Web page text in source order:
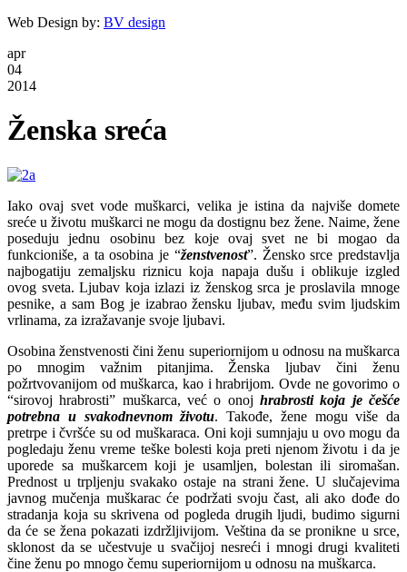
Web Design by: BV design
apr
04
2014
Ženska sreća
Iako ovaj svet vode muškarci, velika je istina da najviše domete
sreće u životu muškarci ne mogu da dostignu bez žene. Naime, žene
poseduju jednu osobinu bez koje ovaj svet ne bi mogao da
funkcioniše, a ta osobina je “ženstvenost”. Žensko srce predstavlja
najbogatiju zemaljsku riznicu koja napaja dušu i oblikuje izgled
ovog sveta. Ljubav koja izlazi iz ženskog srca je proslavila mnoge
pesnike, a sam Bog je izabrao žensku ljubav, među svim ljudskim
vrlinama, za izražavanje svoje ljubavi.
Osobina ženstvenosti čini ženu superiornijom u odnosu na muškarca
po mnogim važnim pitanjima. Ženska ljubav čini ženu
požrtvovanijom od muškarca, kao i hrabrijom. Ovde ne govorimo o
“sirovoj hrabrosti” muškarca, već o onoj hrabrosti koja je češće
potrebna u svakodnevnom životu. Takođe, žene mogu više da
pretrpe i čvršće su od muškaraca. Oni koji sumnjaju u ovo mogu da
pogledaju ženu vreme teške bolesti koja preti njenom životu i da je
uporede sa muškarcem koji je usamljen, bolestan ili siromašan.
Prednost u trpljenju svakako ostaje na strani žene. U slučajevima
javnog mučenja muškarac će podržati svoju čast, ali ako dođe do
stradanja koja su skrivena od pogleda drugih ljudi, budimo sigurni
da će se žena pokazati izdržljivijom. Veština da se pronikne u srce,
sklonost da se učestvuje u svačijoj nesreći i mnogi drugi kvaliteti
čine ženu po mnogo čemu superiornijom u odnosu na muškarca.